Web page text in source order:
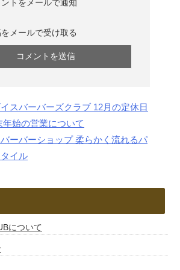
トをメールで通知
メールで受け取る
スバーバーズクラブ 12月の定休日
年始の営業について
ーバーショップ 柔らかく流れるパ
イル
について